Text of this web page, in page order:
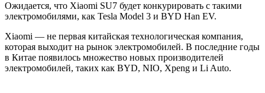
Ожидается, что Xiaomi SU7 будет конкурировать с такими
электромобилями, как Tesla Model 3 и BYD Han EV.
Xiaomi — не первая китайская технологическая компания,
которая выходит на рынок электромобилей. В последние годы
в Китае появилось множество новых производителей
электромобилей, таких как BYD, NIO, Xpeng и Li Auto.